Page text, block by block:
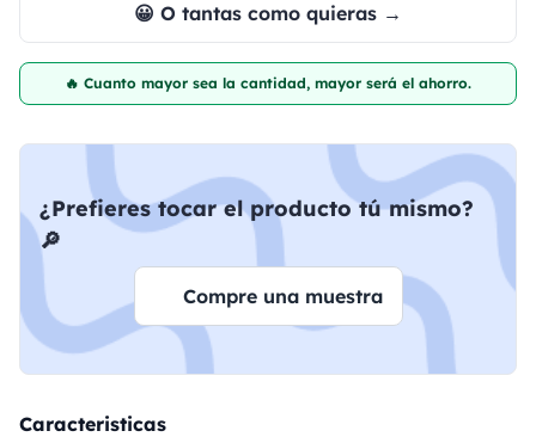
😀 O tantas como quieras →
🔥 Cuanto mayor sea la cantidad, mayor será el ahorro.
¿Prefieres tocar el producto tú mismo?
🔎
Compre una muestra
Caracteristicas